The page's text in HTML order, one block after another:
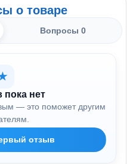
о товаре
Вопросы 0
нет
— это поможет другим
отзыв